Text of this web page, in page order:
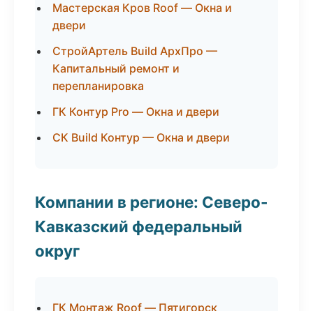
Мастерская Кров Roof — Окна и
двери
СтройАртель Build АрхПро —
Капитальный ремонт и
перепланировка
ГК Контур Pro — Окна и двери
СК Build Контур — Окна и двери
Компании в регионе: Северо-
Кавказский федеральный
округ
ГК Монтаж Roof — Пятигорск